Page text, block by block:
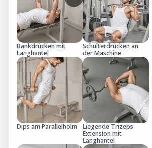
Bankdrücken mit
Langhantel
Schulterdrücken an
der Maschine
Dips am Parallelholm
Liegende Trizeps-
Extension mit
Langhantel